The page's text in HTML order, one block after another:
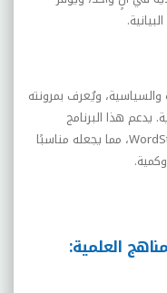
.
والسياسية، ويُعرف بمرونته
يدعم هذا البرنامج
، مما يجعله مناسبًا
العلمية: